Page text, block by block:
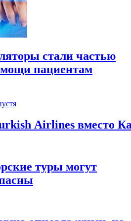
стали частью
пациентам
Airlines вместо
туры могут